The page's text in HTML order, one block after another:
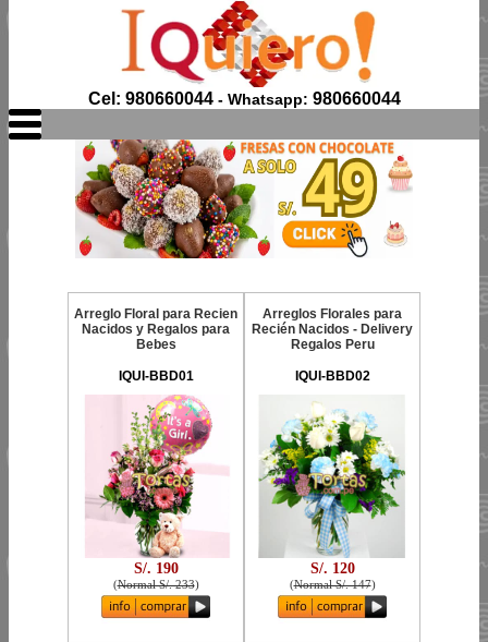
Cel: 980660044- Whatsapp: 980660044
Arreglo Floral para Recien
Nacidos y Regalos para
Bebes
IQUI-BBD01
S/. 190
(Normal S/. 233)
Arreglos Florales para
Recién Nacidos - Delivery
Regalos Peru
IQUI-BBD02
S/. 120
(Normal S/. 147)